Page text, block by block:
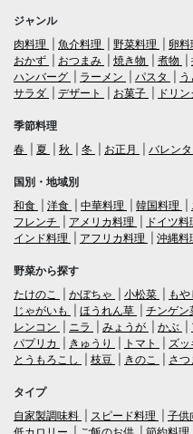
ジャンル
肉料理
魚介料理 野菜料理 卵料
おかず
おつまみ 焼き物 煮物
ハンバーグ
ラーメン パスタ
サラダ
デザート お菓子 ドリン
季節料理
春
夏 秋 冬 お正月 バレン
国別・地域別
和食
洋食 中華料理 韓国料理
フレンチ
アメリカ料理 ドイツ料
インド料理
アフリカ料理 沖縄料
野菜から探す
たけのこ
かぼちゃ 小松菜 もや
じゃがいも
ほうれん草 チンゲン
レンコン
ニラ みょうが かぶ
パプリカ
きゅうり トマト ズッ
とうもろこし
枝豆 きのこ さつ
タイプ
自家製調味料
スピード料理 子供